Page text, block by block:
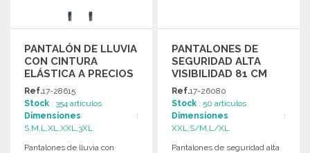
PANTALÓN DE LLUVIA
CON CINTURA
ELÁSTICA A PRECIOS
DE MAYORISTA
Ref.17-28615
Stock : 354 artículos
Dimensiones :
S,M,L,XL,XXL,3XL
Pantalones de lluvia con
PANTALONES DE
SEGURIDAD ALTA
VISIBILIDAD 81 CM
Ref.17-26080
Stock : 50 artículos
Dimensiones :
XXL,S/M,L/XL
Pantalones de seguridad alta